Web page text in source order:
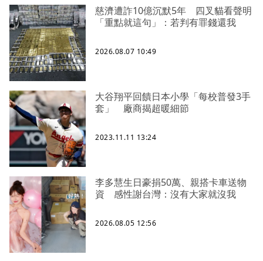
慈濟遭詐10億沉默5年 四叉貓看聲明
「重點就這句」：若判有罪錢還我
2026.08.07 10:49
大谷翔平回饋日本小學「每校普發3手
套」 廠商揭超暖細節
2023.11.11 13:24
李多慧生日豪捐50萬、親搭卡車送物
資 感性謝台灣：沒有大家就沒我
2026.08.05 12:56